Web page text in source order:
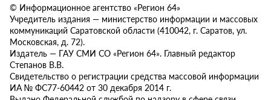
© Информационное агентство «Регион 64»
Учредитель издания — министерство информации и массовых
коммуникаций Саратовской области (410042, г. Саратов, ул.
Московская, д. 72).
Издатель — ГАУ СМИ СО «Регион 64». Главный редактор
Степанов В.В.
Свидетельство о регистрации средства массовой информации
ИА № ФС77-60442 от 30 декабря 2014 г.